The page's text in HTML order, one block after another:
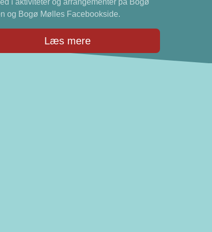
i aktiviteter og arrangementer på Bogø
og Bogø Mølles Facebookside.
Læs mere